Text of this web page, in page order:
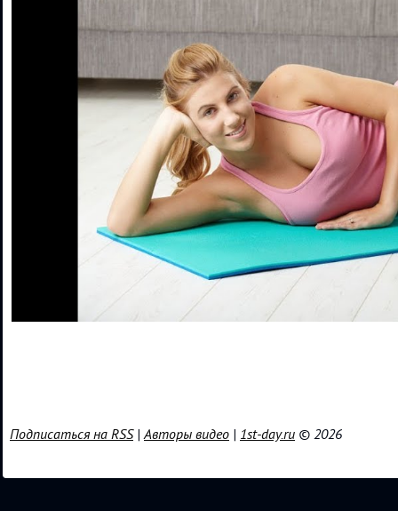
Подписаться на RSS|Авторы видео | 1st-day.ru © 2026